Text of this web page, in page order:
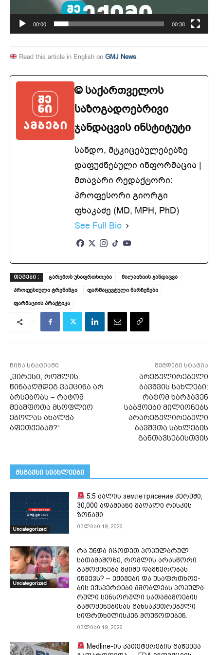
00:00 00:38
Read this article in English on GMJ News.
© საქართველოს
საზოგადოებრივი
ჯანდაცვის ინსტიტუტი
სანდო, მტკიცებულებებზე
დაფუძნებული ინფორმაცია |
მთავარი რედაქტორი:
პროფესორი გიორგი
ფხაკაძე (MD, MPH, PhD)
See Full Bio
ᲗᲔᲒᲔᲑᲘ : გარემოს უსაფრთხოება
მალაიზიის ჯანდაცვა
პროფესიული ტრენინგი
ფარმაცევტული ნარჩენები
ფარმაციის პრაქტიკა
წინა სტატიაში
„ვირუსი, რომლის
წინააღმდეგ ვაქცინა არ
არსებობს – რატომ
შეაშფოთა მსოფლიო
ებოლას ახალმა
აფეთქებამ?“
შემდეგი სტატია
არეგულირებელი
ბავშვის სახლები:
რატომ ხარჯავენ
საბჭოები მილიონებს
არარეგულირებული
ბავშვთა სახლების
განთავსებისთვის
მსგავსი სიახლეები
Uncategorized
5.5 ძალის землетрясение პერუში;
30,000 ადამიანი მაღალი რისკის
ზონაში
ივლისი 19, 2026
Uncategorized
რა უნდა იცოდეთ პოპულარულ
სათამაშოზე, რომლის არასწორი
გამოყენება მძიმე დამწვრობას
იწვევს? – ექი­მე­ბი და უსაფრ­თხო­ე­
ბის ექ­სპერ­ტე­ბი მშობ­ლებს პო­პუ­ლა­
რუ­ლი სენ­სო­რუ­ლი სა­თა­მა­შო­ე­ბის
გა­მო­ყე­ნე­ბი­სას გან­სა­კუთ­რე­ბუ­ლი
სიფრ­თხი­ლის­კენ მო­უ­წო­დე­ბენ.
ივლისი 19, 2026
Medline-ის კათეტერების გაწვევა